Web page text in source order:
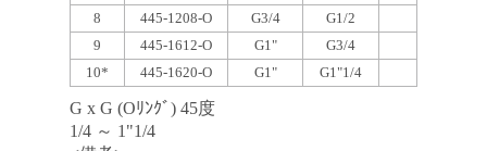
8
445-1208-O G3/4
G1/2
9
445-1612-O G1"
G3/4
10*
445-1620-O G1" G1"1/4
G x G (Oﾘﾝｸﾞ) 45度
1/4 ～ 1"1/4